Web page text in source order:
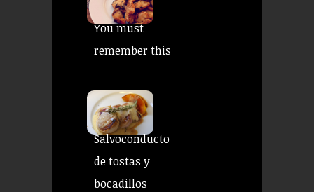
You must
remember this
Salvoconducto
de tostas y
bocadillos